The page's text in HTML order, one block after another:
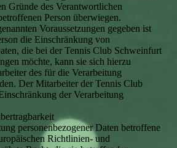
Gründe des Verantwortlichen
Person überwiegen.
Voraussetzungen gegeben ist
die Einschränkung von
die bei der Tennis Club Schweinfurt
möchte, kann sie sich hierzu
des für die Verarbeitung
Der Mitarbeiter der Tennis Club
der Verarbeitung
personenbezogener Daten betroffene
Richtlinien- und